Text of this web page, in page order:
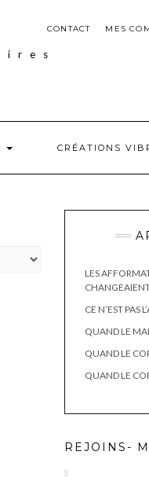
CONTACT MES
CRÉATIONS
LES
CE N’EST PAS
QUAND LE
QUAND LE
QUAND LE
REJOINS-